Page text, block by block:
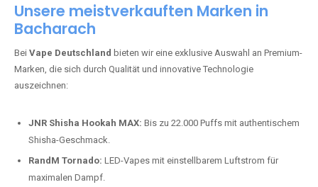
Unsere meistverkauften Marken in
Bacharach
Bei Vape Deutschland bieten wir eine exklusive Auswahl an Premium-
Marken, die sich durch Qualität und innovative Technologie
auszeichnen:
JNR Shisha Hookah MAX: Bis zu 22.000 Puffs mit authentischem
Shisha-Geschmack.
RandM Tornado: LED-Vapes mit einstellbarem Luftstrom für
maximalen Dampf.